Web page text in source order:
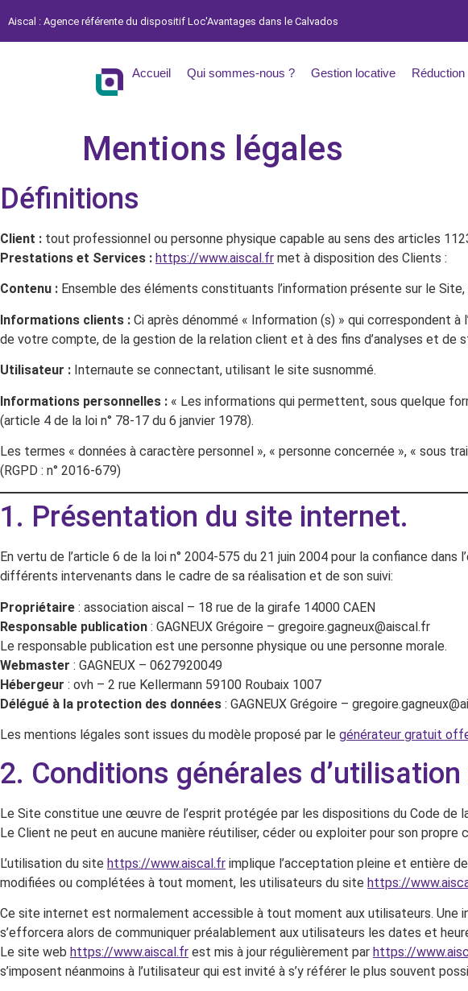
Aiscal : Agence référente du dispositif Loc'Avantages dans le Calvados
Accueil Qui sommes-nous ? Gestion locative Réduction
Mentions légales
Définitions
Client : tout professionnel ou personne physique capable au sens des articles
Prestations et Services : https://www.aiscal.fr met à disposition des Clients :
Contenu : Ensemble des éléments constituants l’information présente sur le
Informations clients : Ci après dénommé « Information (s) » qui correspondent
de votre compte, de la gestion de la relation client et à des fins d’analyses et de
Utilisateur : Internaute se connectant, utilisant le site susnommé.
Informations personnelles : « Les informations qui permettent, sous quelque
(article 4 de la loi n° 78-17 du 6 janvier 1978).
Les termes « données à caractère personnel », « personne concernée », « sous
(RGPD : n° 2016-679)
1. Présentation du site internet.
En vertu de l’article 6 de la loi n° 2004-575 du 21 juin 2004 pour la confiance
différents intervenants dans le cadre de sa réalisation et de son suivi:
Propriétaire : association aiscal – 18 rue de la girafe 14000 CAEN
Responsable publication : GAGNEUX Grégoire – gregoire.gagneux@aiscal.fr
Le responsable publication est une personne physique ou une personne morale.
Webmaster : GAGNEUX – 0627920049
Hébergeur : ovh – 2 rue Kellermann 59100 Roubaix 1007
Délégué à la protection des données : GAGNEUX Grégoire –
Les mentions légales sont issues du modèle proposé par le générateur gratuit
2. Conditions générales
Le Site constitue une œuvre de l’esprit protégée par les dispositions du Code
Le Client ne peut en aucune manière réutiliser, céder ou exploiter pour son
L’utilisation du site https://www.aiscal.fr implique l’acceptation pleine et entière
modifiées ou complétées à tout moment, les utilisateurs du site https://
Ce site internet est normalement accessible à tout moment aux utilisateurs.
s’efforcera alors de communiquer préalablement aux utilisateurs les dates et
Le site web https://www.aiscal.fr est mis à jour régulièrement par https://
s’imposent néanmoins à l’utilisateur qui est invité à s’y référer le plus souvent